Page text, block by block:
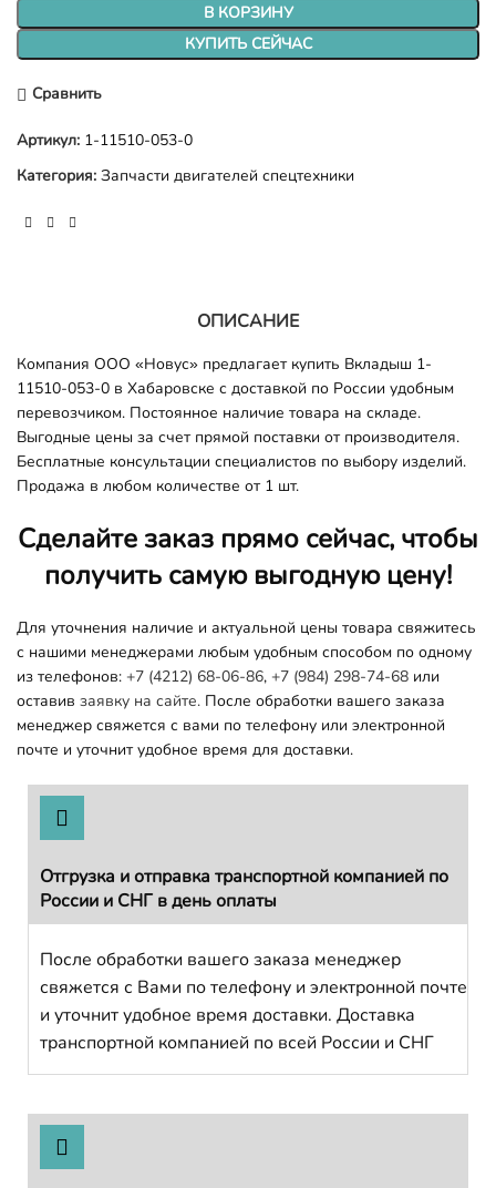
В КОРЗИНУ
КУПИТЬ СЕЙЧАС
Сравнить
Артикул: 1-11510-053-0
Категория: Запчасти двигателей спецтехники
ОПИСАНИЕ
Компания ООО «Новус» предлагает купить Вкладыш 1-
11510-053-0 в Хабаровске с доставкой по России удобным
перевозчиком. Постоянное наличие товара на складе.
Выгодные цены за счет прямой поставки от производителя.
Бесплатные консультации специалистов по выбору изделий.
Продажа в любом количестве от 1 шт.
Сделайте заказ прямо сейчас, чтобы
получить самую выгодную цену!
Для уточнения наличие и актуальной цены товара свяжитесь
с нашими менеджерами любым удобным способом по одному
из телефонов: +7 (4212) 68-06-86, +7 (984) 298-74-68 или
оставив заявку на сайте. После обработки вашего заказа
менеджер свяжется с вами по телефону или электронной
почте и уточнит удобное время для доставки.
Отгрузка и отправка транспортной компанией по
России и СНГ в день оплаты
После обработки вашего заказа менеджер
свяжется с Вами по телефону и электронной почте
и уточнит удобное время доставки. Доставка
транспортной компанией по всей России и СНГ